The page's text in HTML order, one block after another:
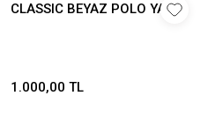
CLASSIC BEYAZ POLO YAKA
1.000,00 TL